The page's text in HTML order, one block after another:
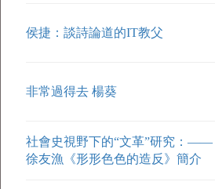
侯捷：談詩論道的IT教父
非常過得去 楊葵
社會史視野下的“文革”研究：——
徐友漁《形形色色的造反》簡介